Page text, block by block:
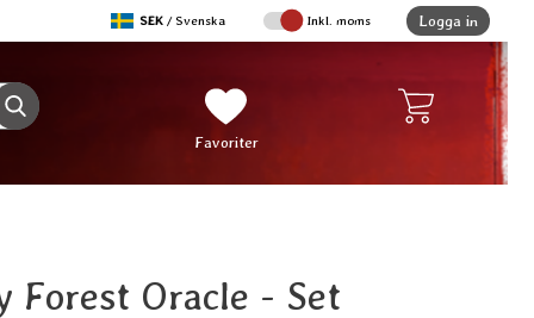
Sverige
,SEK / Svenska Inkl. moms Logga in
Genomför sökning Mina favoriter
Favoriter
Forest Oracle - Set